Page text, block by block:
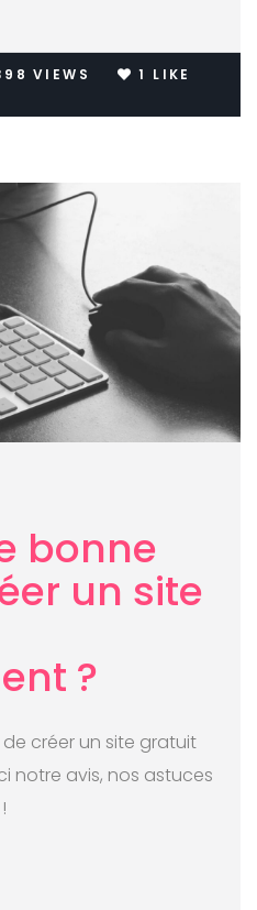
VIEWS 1 LIKE
bonne
un site
?
créer un site gratuit
notre avis, nos astuces